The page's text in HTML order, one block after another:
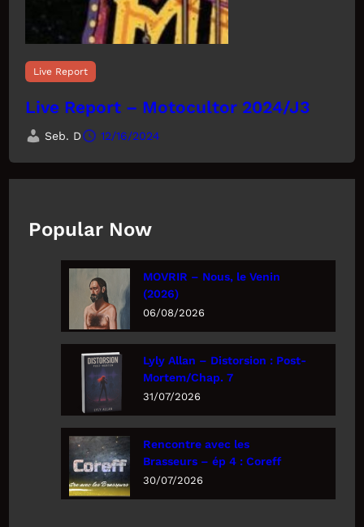
Live Report
Live Report – Motocultor 2024/J3
Seb. D 12/16/2024
Popular Now
MOVRIR – Nous, le Venin
(2026)
06/08/2026
Lyly Allan – Distorsion : Post-
Mortem/Chap. 7
31/07/2026
Rencontre avec les
Brasseurs – ép 4 : Coreff
30/07/2026